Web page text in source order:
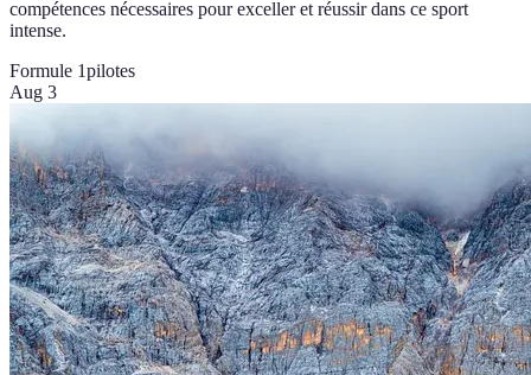
compétences nécessaires pour exceller et réussir dans ce sport
intense.
Formule 1pilotes
Aug 3